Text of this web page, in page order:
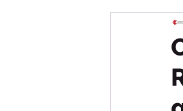
Bildung